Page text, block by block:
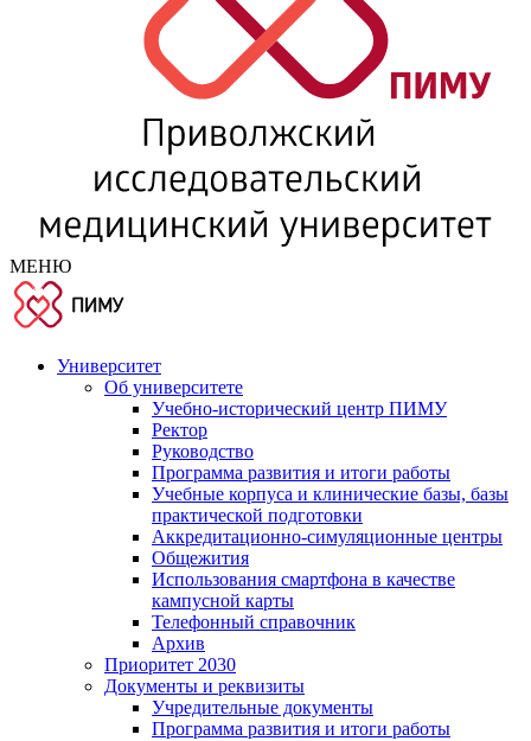
МЕНЮ
Университет
Об университете
Учебно-исторический центр ПИМУ
Ректор
Руководство
Программа развития и итоги работы
Учебные корпуса и клинические базы, базы
практической подготовки
Аккредитационно-симуляционные центры
Общежития
Использования смартфона в качестве
кампусной карты
Телефонный справочник
Архив
Приоритет 2030
Документы и реквизиты
Учредительные документы
Программа развития и итоги работы